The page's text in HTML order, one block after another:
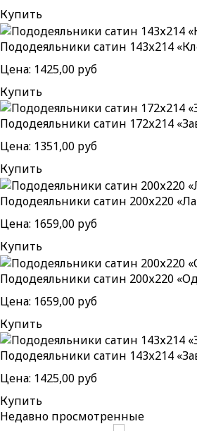
Купить
Пододеяльники сатин 143х214
Цена: 1425,00 руб
Купить
Пододеяльники сатин 172х214
Цена: 1351,00 руб
Купить
Пододеяльники сатин 200х220
Цена: 1659,00 руб
Купить
Пододеяльники сатин 200х220
Цена: 1659,00 руб
Купить
Пододеяльники сатин 143х214
Цена: 1425,00 руб
Купить
Недавно просмотренные